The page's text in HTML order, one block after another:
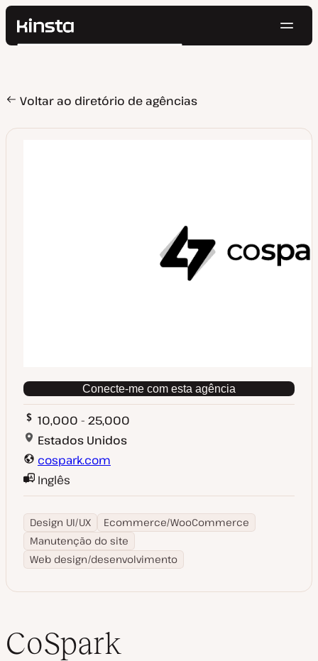
Kinsta®
Preços
Contato
Pesquisar
Voltar ao diretório de agências
Conecte-me com esta agência
10,000 - 25,000
Estados Unidos
cospark.com
Inglês
Design UI/UX
Ecommerce/WooCommerce
Manutenção do site
Web design/desenvolvimento
CoSpark